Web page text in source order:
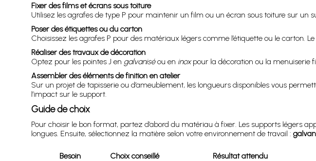
Fixer des films et écrans sous toiture
Utilisez les agrafes de type P pour maintenir un film ou un écran sous toiture sur un
Poser des étiquettes ou du carton
Choisissez les agrafes P pour des matériaux légers comme l’étiquette ou le carton.
Réaliser des travaux de décoration
Optez pour les pointes J en galvaniséou en inoxpour la décoration ou la menuiserie
Assembler des éléments de finition en atelier
Sur un projet de tapisserie ou d’ameublement, les longueurs disponibles vous
l’impact sur le support.
Guide de choix
Pour choisir le bon format, partez d’abord du matériau à fixer. Les supports légers
longues. Ensuite, sélectionnez la matière selon votre environnement de travail :
Besoin Choix conseillé
Résultat attendu